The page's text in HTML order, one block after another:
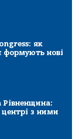
як
формують нові
Рівненщина:
центрі з ними